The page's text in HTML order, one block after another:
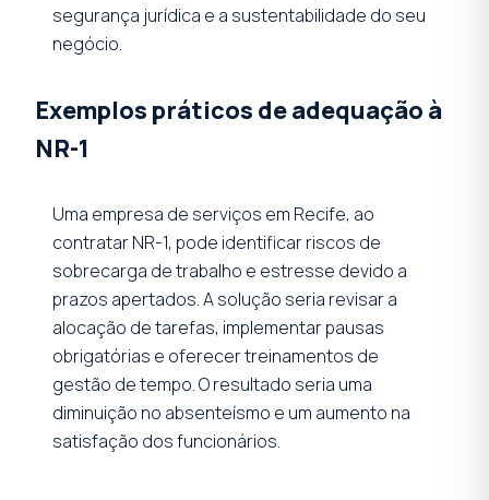
segurança jurídica e a sustentabilidade do seu
negócio.
Exemplos práticos de adequação à
NR-1
Uma empresa de serviços em Recife, ao
contratar NR-1, pode identificar riscos de
sobrecarga de trabalho e estresse devido a
prazos apertados. A solução seria revisar a
alocação de tarefas, implementar pausas
obrigatórias e oferecer treinamentos de
gestão de tempo. O resultado seria uma
diminuição no absenteísmo e um aumento na
satisfação dos funcionários.